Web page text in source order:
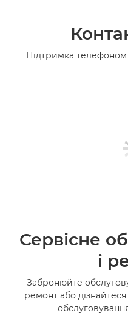
Підтримка
Сервісне
і
Забронюйте
ремонт або